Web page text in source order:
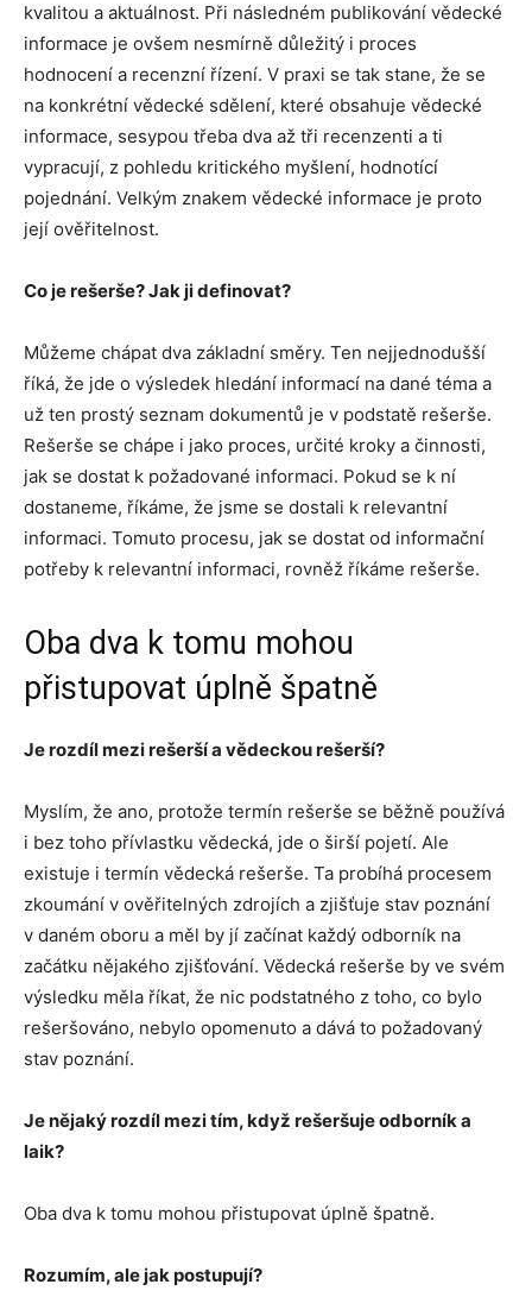
kvalitou a aktuálnost. Při následném publikování vědecké
informace je ovšem nesmírně důležitý i proces
hodnocení a recenzní řízení. V praxi se tak stane, že se
na konkrétní vědecké sdělení, které obsahuje vědecké
informace, sesypou třeba dva až tři recenzenti a ti
vypracují, z pohledu kritického myšlení, hodnotící
pojednání. Velkým znakem vědecké informace je proto
její ověřitelnost.
Co je rešerše? Jak ji definovat?
Můžeme chápat dva základní směry. Ten nejjednodušší
říká, že jde o výsledek hledání informací na dané téma a
už ten prostý seznam dokumentů je v podstatě rešerše.
Rešerše se chápe i jako proces, určité kroky a činnosti,
jak se dostat k požadované informaci. Pokud se k ní
dostaneme, říkáme, že jsme se dostali k relevantní
informaci. Tomuto procesu, jak se dostat od informační
potřeby k relevantní informaci, rovněž říkáme rešerše.
Oba dva k tomu mohou
přistupovat úplně špatně
Je rozdíl mezi rešerší a vědeckou rešerší?
Myslím, že ano, protože termín rešerše se běžně používá
i bez toho přívlastku vědecká, jde o širší pojetí. Ale
existuje i termín vědecká rešerše. Ta probíhá procesem
zkoumání v ověřitelných zdrojích a zjišťuje stav poznání
v daném oboru a měl by jí začínat každý odborník na
začátku nějakého zjišťování. Vědecká rešerše by ve svém
výsledku měla říkat, že nic podstatného z toho, co bylo
rešeršováno, nebylo opomenuto a dává to požadovaný
stav poznání.
Je nějaký rozdíl mezi tím, když rešeršuje odborník a
laik?
Oba dva k tomu mohou přistupovat úplně špatně.
Rozumím, ale jak postupují?